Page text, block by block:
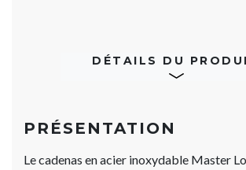
DÉTAILS DU
PRÉSENTATION
Le cadenas en acier inoxydable Master